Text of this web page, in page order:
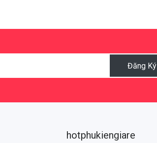
Đăng Ký
hotphukiengiare